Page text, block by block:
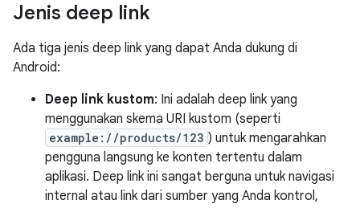
Jenis deep link
Ada tiga jenis deep link yang dapat Anda dukung di
Android:
Deep link kustom: Ini adalah deep link yang
menggunakan skema URI kustom (seperti
example://products/123 ) untuk mengarahkan
pengguna langsung ke konten tertentu dalam
aplikasi. Deep link ini sangat berguna untuk navigasi
internal atau link dari sumber yang Anda kontrol,